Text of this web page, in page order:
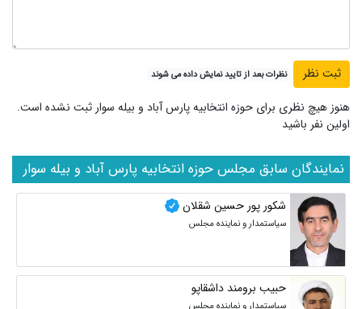
نظرات بعد از تایید نمایش داده می شوند
هنوز هیچ نظری برای حوزه انتخابیه پارس آباد و بیله سوار ثبت نشده است.
اولین نفر باشید
نمایندگان سابق مجلس حوزه انتخابیه پارس آباد و بیله سوار
شکور پور حسین شقلان
سیاستمدار و نماینده مجلس
حبیب برومند داشقاپو
سیاستمدار و نماینده مجلس